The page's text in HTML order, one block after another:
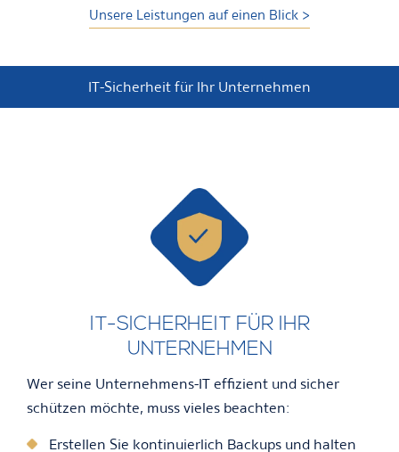
Unsere Leistungen auf einen Blick >
IT-Sicherheit für Ihr Unternehmen
IT-SICHERHEIT FÜR IHR
UNTERNEHMEN
Wer seine Unternehmens-IT effizient und sicher
schützen möchte, muss vieles beachten:
Erstellen Sie kontinuierlich Backups und halten